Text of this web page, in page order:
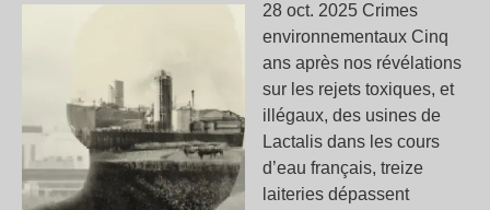
28 oct. 2025 Crimes
environnementaux Cinq
ans après nos révélations
sur les rejets toxiques, et
illégaux, des usines de
Lactalis dans les cours
d’eau français, treize
laiteries dépassent